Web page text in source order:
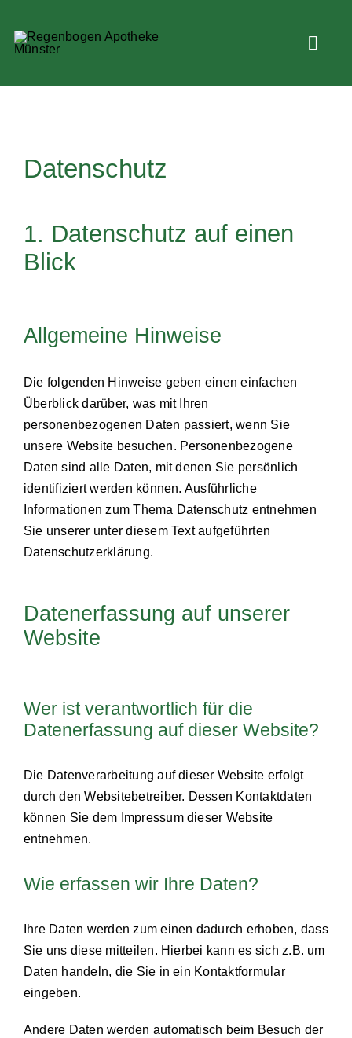
Inhalt
springen
Datenschutz
1. Datenschutz auf einen
Blick
Allgemeine Hinweise
Die folgenden Hinweise geben einen einfachen
Überblick darüber, was mit Ihren
personenbezogenen Daten passiert, wenn Sie
unsere Website besuchen. Personenbezogene
Daten sind alle Daten, mit denen Sie persönlich
identifiziert werden können. Ausführliche
Informationen zum Thema Datenschutz entnehmen
Sie unserer unter diesem Text aufgeführten
Datenschutzerklärung.
Datenerfassung auf unserer
Website
Wer ist verantwortlich für die
Datenerfassung auf dieser Website?
Die Datenverarbeitung auf dieser Website erfolgt
durch den Websitebetreiber. Dessen Kontaktdaten
können Sie dem Impressum dieser Website
entnehmen.
Wie erfassen wir Ihre Daten?
Ihre Daten werden zum einen dadurch erhoben, dass
Sie uns diese mitteilen. Hierbei kann es sich z.B. um
Daten handeln, die Sie in ein Kontaktformular
eingeben.
Andere Daten werden automatisch beim Besuch der